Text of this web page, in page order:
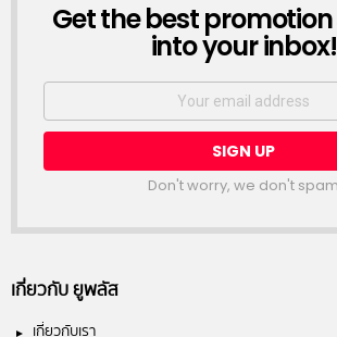
NEWSLETTER
Get the best
into your inbox!
Email
Don't worry, we don't spam
เกี่ยวกับ ยูพลัส
เกี่ยวกับเรา